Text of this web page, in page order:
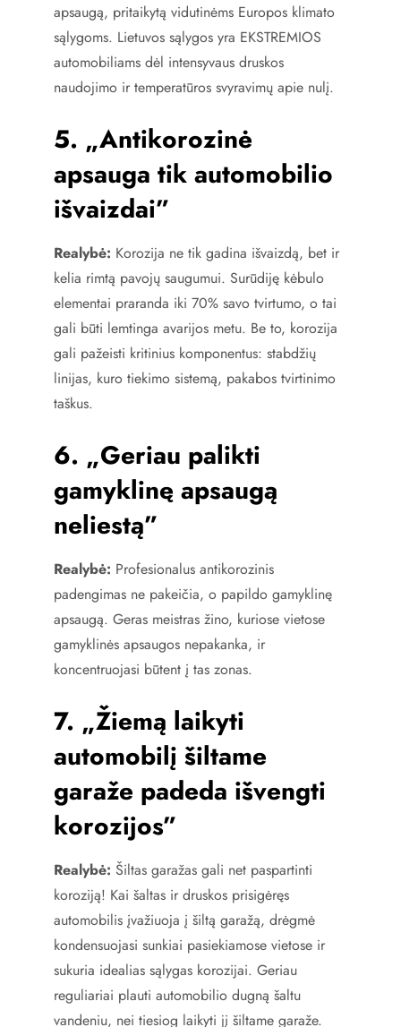
apsaugą, pritaikytą vidutinėms Europos klimato
sąlygoms. Lietuvos sąlygos yra EKSTREMIOS
automobiliams dėl intensyvaus druskos
naudojimo ir temperatūros svyravimų apie nulį.
5. „Antikorozinė
apsauga tik automobilio
išvaizdai”
Realybė: Korozija ne tik gadina išvaizdą, bet ir
kelia rimtą pavojų saugumui. Surūdiję kėbulo
elementai praranda iki 70% savo tvirtumo, o tai
gali būti lemtinga avarijos metu. Be to, korozija
gali pažeisti kritinius komponentus: stabdžių
linijas, kuro tiekimo sistemą, pakabos tvirtinimo
taškus.
6. „Geriau palikti
gamyklinę apsaugą
neliestą”
Realybė: Profesionalus antikorozinis
padengimas ne pakeičia, o papildo gamyklinę
apsaugą. Geras meistras žino, kuriose vietose
gamyklinės apsaugos nepakanka, ir
koncentruojasi būtent į tas zonas.
7. „Žiemą laikyti
automobilį šiltame
garaže padeda išvengti
korozijos”
Realybė: Šiltas garažas gali net paspartinti
koroziją! Kai šaltas ir druskos prisigėręs
automobilis įvažiuoja į šiltą garažą, drėgmė
kondensuojasi sunkiai pasiekiamose vietose ir
sukuria idealias sąlygas korozijai. Geriau
reguliariai plauti automobilio dugną šaltu
vandeniu, nei tiesiog laikyti jį šiltame garaže.